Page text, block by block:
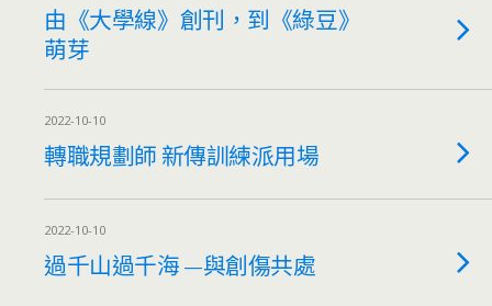
由《大學線》創刊，到《綠豆》
萌芽
2022-10-10
轉職規劃師 新傳訓練派用場
2022-10-10
過千山過千海 —與創傷共處